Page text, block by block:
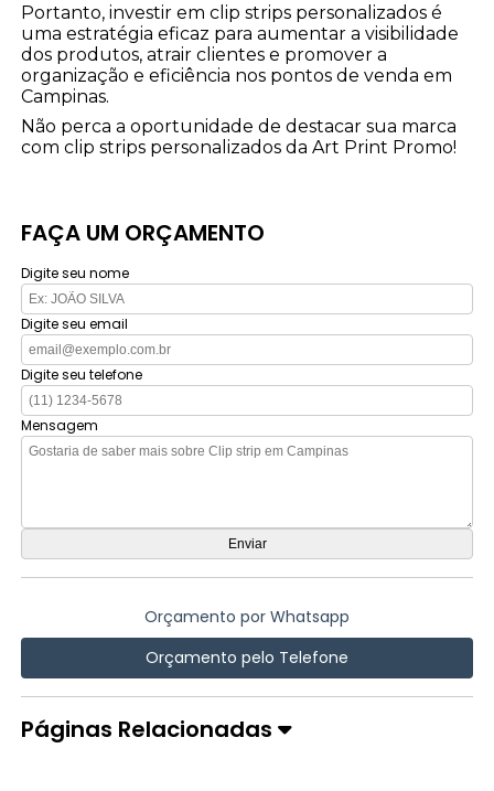
Portanto, investir em clip strips personalizados é
uma estratégia eficaz para aumentar a visibilidade
dos produtos, atrair clientes e promover a
organização e eficiência nos pontos de venda em
Campinas.
Não perca a oportunidade de destacar sua marca
com clip strips personalizados da Art Print Promo!
FAÇA UM ORÇAMENTO
Digite seu nome
Digite seu email
Digite seu telefone
Mensagem
Orçamento por Whatsapp
Orçamento pelo Telefone
Páginas Relacionadas